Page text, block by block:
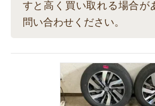
すと高く買い取れる場合が
問い合わせください。